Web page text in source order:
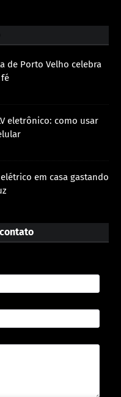
de Porto Velho celebra
eletrônico: como usar
em casa gastando